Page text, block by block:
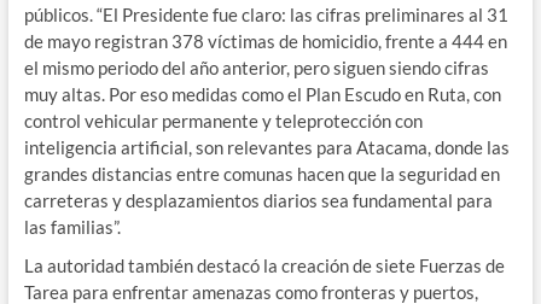
públicos. “El Presidente fue claro: las cifras preliminares al 31
de mayo registran 378 víctimas de homicidio, frente a 444 en
el mismo periodo del año anterior, pero siguen siendo cifras
muy altas. Por eso medidas como el Plan Escudo en Ruta, con
control vehicular permanente y teleprotección con
inteligencia artificial, son relevantes para Atacama, donde las
grandes distancias entre comunas hacen que la seguridad en
carreteras y desplazamientos diarios sea fundamental para
las familias”.
La autoridad también destacó la creación de siete Fuerzas de
Tarea para enfrentar amenazas como fronteras y puertos,